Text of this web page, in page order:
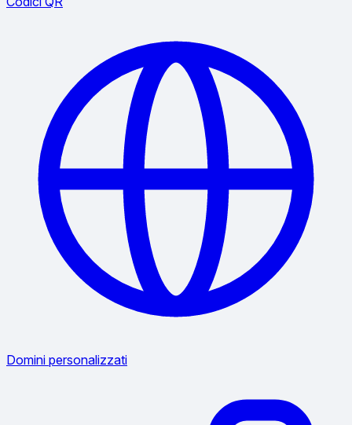
Domini personalizzati